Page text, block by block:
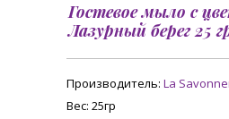
Гостевое мыло с
Лазурный берег 25
Производитель: La
Вес: 25гр